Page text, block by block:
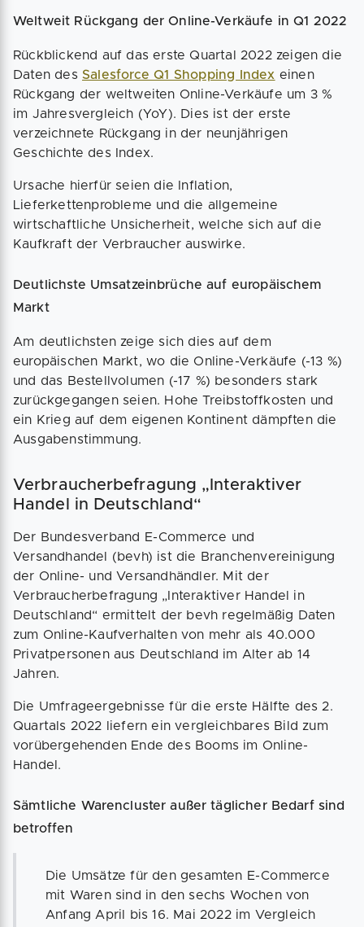
Weltweit Rückgang der Online-Verkäufe in Q1 2022
Rückblickend auf das erste Quartal 2022 zeigen die
Daten des Salesforce Q1 Shopping Index einen
Rückgang der weltweiten Online-Verkäufe um 3 %
im Jahresvergleich (YoY). Dies ist der erste
verzeichnete Rückgang in der neunjährigen
Geschichte des Index.
Ursache hierfür seien die Inflation,
Lieferkettenprobleme und die allgemeine
wirtschaftliche Unsicherheit, welche sich auf die
Kaufkraft der Verbraucher auswirke.
Deutlichste Umsatzeinbrüche auf europäischem
Markt
Am deutlichsten zeige sich dies auf dem
europäischen Markt, wo die Online-Verkäufe (-13 %)
und das Bestellvolumen (-17 %) besonders stark
zurückgegangen seien. Hohe Treibstoffkosten und
ein Krieg auf dem eigenen Kontinent dämpften die
Ausgabenstimmung.
Verbraucherbefragung „Interaktiver
Handel in Deutschland“
Der Bundesverband E-Commerce und
Versandhandel (bevh) ist die Branchenvereinigung
der Online- und Versandhändler. Mit der
Verbraucherbefragung „Interaktiver Handel in
Deutschland“ ermittelt der bevh regelmäßig Daten
zum Online-Kaufverhalten von mehr als 40.000
Privatpersonen aus Deutschland im Alter ab 14
Jahren.
Die Umfrageergebnisse für die erste Hälfte des 2.
Quartals 2022 liefern ein vergleichbares Bild zum
vorübergehenden Ende des Booms im Online-
Handel.
Sämtliche Warencluster außer täglicher Bedarf sind
betroffen
Die Umsätze für den gesamten E-Commerce
mit Waren sind in den sechs Wochen von
Anfang April bis 16. Mai 2022 im Vergleich